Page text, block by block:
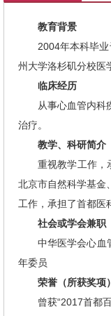
教育背景
2004年本科毕
州大学洛杉矶分校医
临床经历
从事心血管内科
治疗。
教学、科研简介
重视教学工作，
北京市自然科学基
工作，承担了首都医
社会或学会兼职
中华医学会心血
年委员
荣誉（所获奖项）
曾获“2017首都